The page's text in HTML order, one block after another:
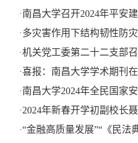
· 南昌大学召开2024年平安
· 多灾害作用下结构韧性防
·机关党工委第二十二支部
·喜报：南昌大学学术期刊
· 南昌大学2024年全民国家
· 2024年新春开学初副校长
·“金融高质量发展”“《民法